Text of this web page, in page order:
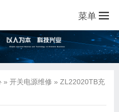
菜单
» 开关电源维修 » ZL22020TB充